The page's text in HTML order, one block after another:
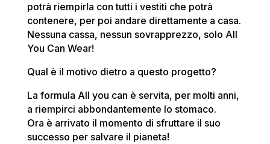
potrà riempirla con tutti i vestiti che potrà
contenere, per poi andare direttamente a casa.
Nessuna cassa, nessun sovrapprezzo, solo All
You Can Wear!
Qual è il motivo dietro a questo progetto?
La formula All you can è servita, per molti anni,
a riempirci abbondantemente lo stomaco.
Ora è arrivato il momento di sfruttare il suo
successo per salvare il pianeta!